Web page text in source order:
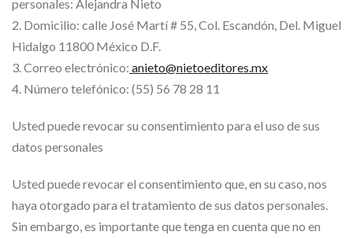
personales: Alejandra Nieto
2. Domicilio: calle José Martí # 55, Col. Escandón, Del. Miguel
Hidalgo 11800 México D.F.
3. Correo electrónico: anieto@nietoeditores.mx
4. Número telefónico: (55) 56 78 28 11
Usted puede revocar su consentimiento para el uso de sus
datos personales
Usted puede revocar el consentimiento que, en su caso, nos
haya otorgado para el tratamiento de sus datos personales.
Sin embargo, es importante que tenga en cuenta que no en